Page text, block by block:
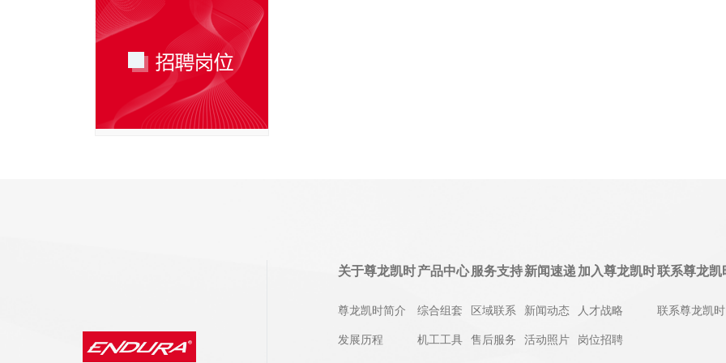
关于尊龙凯时
尊龙凯时简介
发展历程
产品中心
综合组套
机工工具
服务支持
区域联系
售后服务
新闻速递
新闻动态
活动照片
加入尊龙凯时
人才战略
岗位招聘
联系尊龙凯
联系尊龙凯时